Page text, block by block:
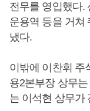
전무를 영입했다.
운용역 등을 거쳐
냈다.
이밖에 이찬휘 주
용2본부장 상무
는 이석현 상무가